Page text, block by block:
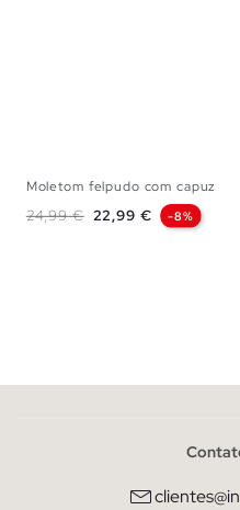
Moletom felpudo com capuz
Preço normal
24,99 € Preço
22,99 € -8%